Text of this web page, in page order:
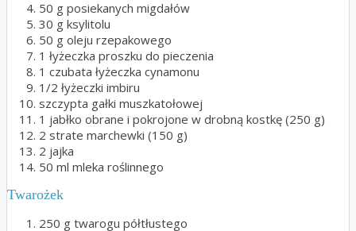
50 g posiekanych migdałów
30 g ksylitolu
50 g oleju rzepakowego
1 łyżeczka proszku do pieczenia
1 czubata łyżeczka cynamonu
1/2 łyżeczki imbiru
szczypta gałki muszkatołowej
1 jabłko obrane i pokrojone w drobną kostkę (250 g)
2 strate marchewki (150 g)
2 jajka
50 ml mleka roślinnego
Twarożek
250 g twarogu półtłustego